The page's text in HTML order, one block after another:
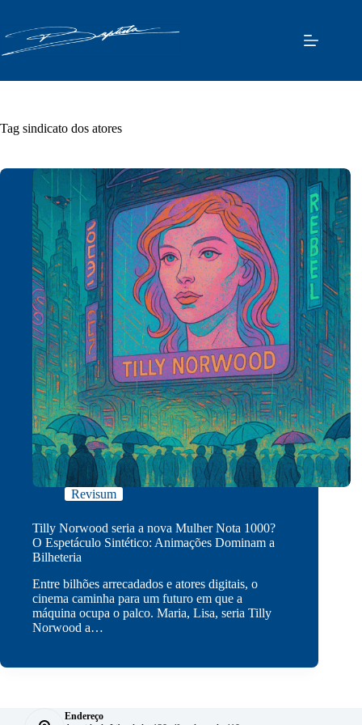
o
conteúdo
Tag sindicato dos atores
Revisum
Tilly Norwood seria a nova Mulher Nota 1000?
O Espetáculo Sintético: Animações Dominam a
Bilheteria
Entre bilhões arrecadados e atores digitais, o
cinema caminha para um futuro em que a
máquina ocupa o palco. Maria, Lisa, seria Tilly
Norwood a…
Endereço